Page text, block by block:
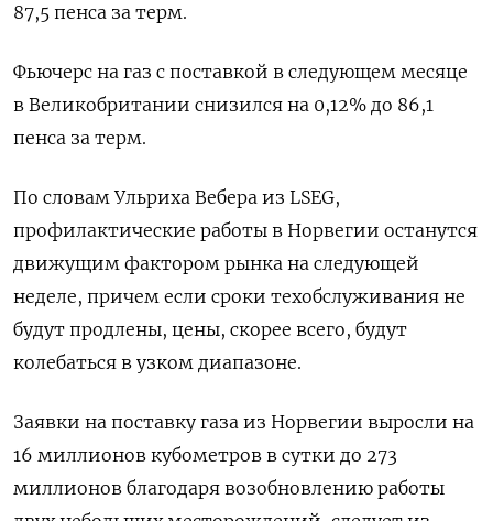
87,5 пенса за терм.
Фьючерс на газ с поставкой в следующем месяце
в Великобритании снизился на 0,12% до 86,1
пенса за терм.
По словам Ульриха Вебера из LSEG,
профилактические работы в Норвегии останутся
движущим фактором рынка на следующей
неделе, причем если сроки техобслуживания не
будут продлены, цены, скорее всего, будут
колебаться в узком диапазоне.
Заявки на поставку газа из Норвегии выросли на
16 миллионов кубометров в сутки до 273
миллионов благодаря возобновлению работы